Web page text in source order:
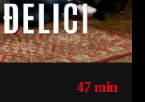
47 min